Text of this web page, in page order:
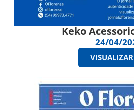
Keko
24/04/
VISUALIZAR